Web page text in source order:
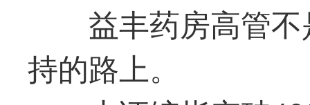
益丰药房高管
持的路上。